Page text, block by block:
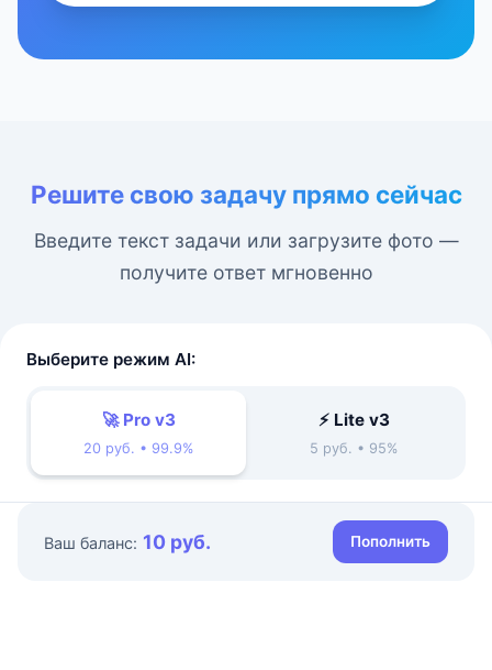
Решите свою задачу прямо сейчас
Введите текст задачи или загрузите фото —
получите ответ мгновенно
Выберите режим AI:
🚀 Pro v3
20 руб. • 99.9%
⚡ Lite v3
5 руб. • 95%
Ваш баланс: 10 руб. Пополнить